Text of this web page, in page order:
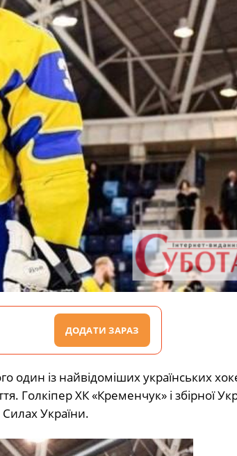
ДОДАТИ ЗАРАЗ
один із найвідоміших українських
Голкіпер ХК «Кременчук» і збірної
України.